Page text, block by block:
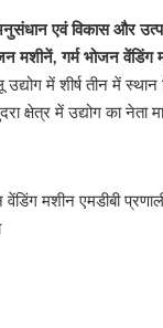
एवं विकास और
मशीनें, गर्म भोजन वेंडिंग
में शीर्ष तीन में
क्षेत्र में उद्योग का नेता